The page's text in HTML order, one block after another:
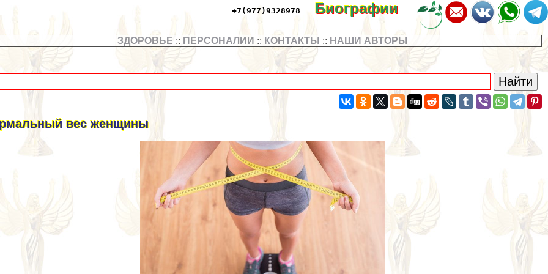
+7(977)9328978 Биографии
ЗДОРОВЬЕ :: ПЕРСОНАЛИИ :: КОНТАКТЫ :: НАШИ АВТОРЫ
вес женщины